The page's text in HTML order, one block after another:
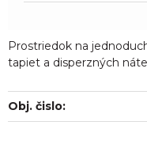
Prostriedok na
tapiet a disperzných
Obj. čislo: